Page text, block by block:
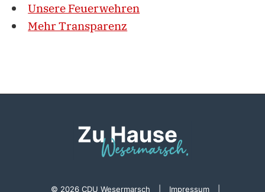
Unsere Feuerwehren
Mehr Transparenz
© 2026 CDU Wesermarsch Impressum